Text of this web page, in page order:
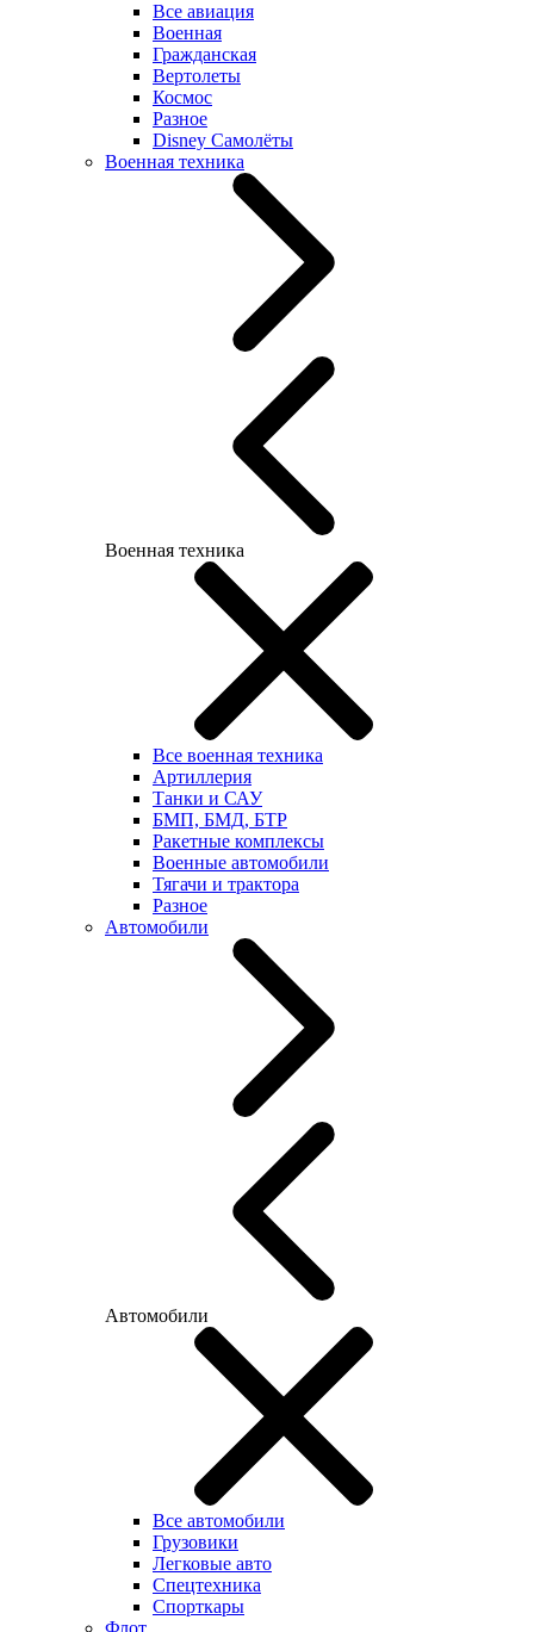
Все авиация
Военная
Гражданская
Вертолеты
Космос
Разное
Disney Самолёты
Военная техника
Военная техника
Все военная техника
Артиллерия
Танки и САУ
БМП, БМД, БТР
Ракетные комплексы
Военные автомобили
Тягачи и трактора
Разное
Автомобили
Автомобили
Все автомобили
Грузовики
Легковые авто
Спецтехника
Спорткары
Флот